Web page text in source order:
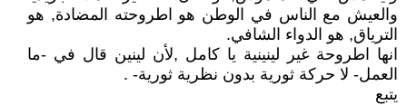
والعيش مع الناس في الوطن هو اطروحته المضادة, هو
الترياق, هو الدواء الشافي.
انها اطروحة غير لينينية يا كامل ,لأن لينين قال في -ما
العمل- لا حركة ثورية بدون نظرية ثورية- .
يتبع